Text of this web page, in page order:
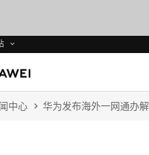
中心 华为发布海外一网通办